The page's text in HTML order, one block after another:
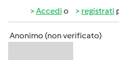
Accedi o registrati
Anonimo (non verificato)